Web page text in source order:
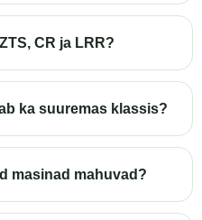
CR ja LRR?
ka suuremas klassis?
masinad mahuvad?